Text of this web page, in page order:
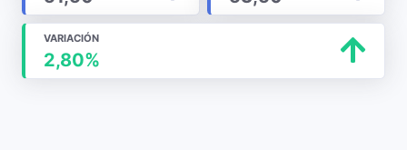
VARIACIÓN
2,80%